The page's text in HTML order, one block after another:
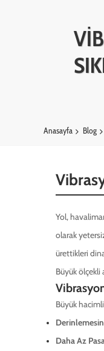
Anasayfa Blog
Yol,
olarak
ürettikleri
Büyük
Büyük
Daha Az